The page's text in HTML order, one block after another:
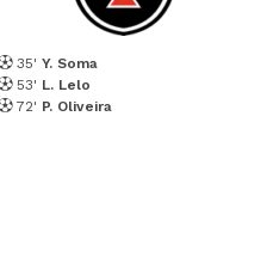
35'Y. Soma
53' L. Lelo
72' P. Oliveira